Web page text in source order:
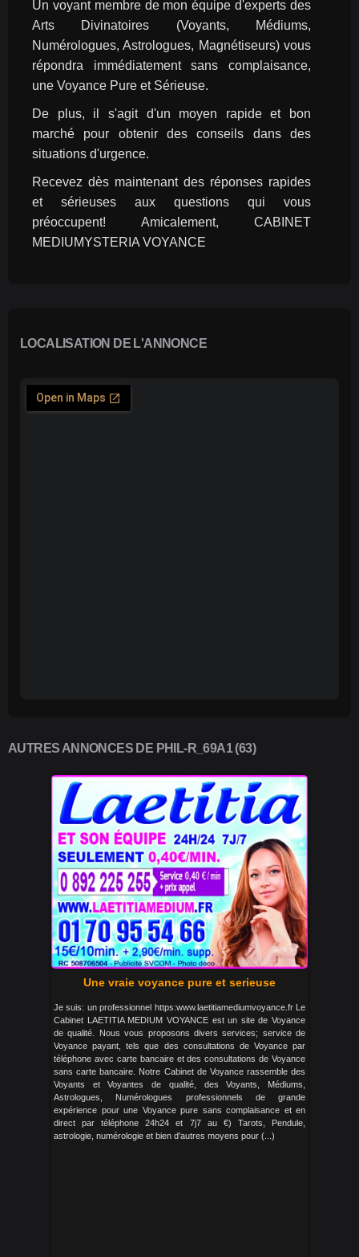
Un voyant membre de mon équipe d'experts des
Arts Divinatoires (Voyants, Médiums,
Numérologues, Astrologues, Magnétiseurs) vous
répondra immédiatement sans complaisance,
une Voyance Pure et Sérieuse.
De plus, il s'agit d'un moyen rapide et bon
marché pour obtenir des conseils dans des
situations d'urgence.
Recevez dès maintenant des réponses rapides
et sérieuses aux questions qui vous
préoccupent! Amicalement, CABINET
MEDIUMYSTERIA VOYANCE
LOCALISATION DE L'ANNONCE
AUTRES ANNONCES DE PHIL-R_69A1 (63)
Une vraie voyance pure et serieuse
Je suis: un professionnel https:www.laetitiamediumvoyance.fr Le
Cabinet LAETITIA MEDIUM VOYANCE est un site de Voyance
de qualité. Nous vous proposons divers services; service de
Voyance payant, tels que des consultations de Voyance par
téléphone avec carte bancaire et des consultations de Voyance
sans carte bancaire. Notre Cabinet de Voyance rassemble des
Voyants et Voyantes de qualité, des Voyants, Médiums,
Astrologues, Numérologues professionnels de grande
expérience pour une Voyance pure sans complaisance et en
direct par téléphone 24h24 et 7j7 au €) Tarots, Pendule,
astrologie, numérologie et bien d'autres moyens pour (...)